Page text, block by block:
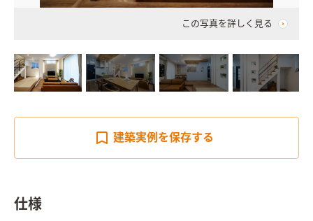
この写真を詳しく見る
建築実例を保存する
仕様